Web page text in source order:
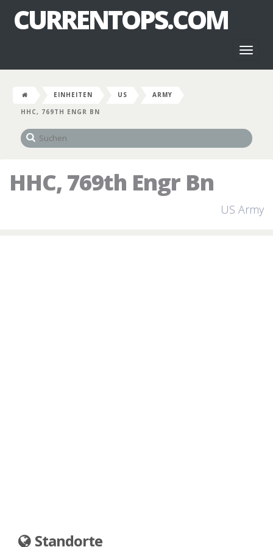
CURRENTOPS.COM
EINHEITEN US
ARMY
HHC, 769TH ENGR BN
HHC, 769th Engr Bn
US Army
Standorte